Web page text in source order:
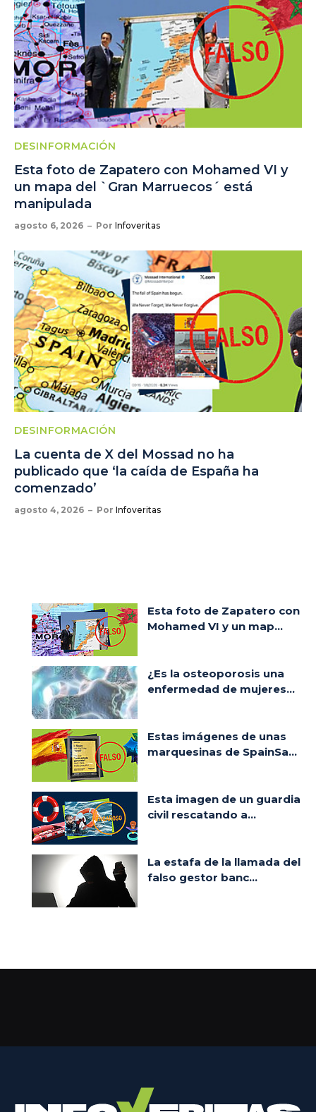
DESINFORMACIÓN
Esta foto de Zapatero con Mohamed VI y
un mapa del `Gran Marruecos´ está
manipulada
agosto 6, 2026 Por Infoveritas
DESINFORMACIÓN
La cuenta de X del Mossad no ha
publicado que ‘la caída de España ha
comenzado’
agosto 4, 2026 Por Infoveritas
Esta foto de Zapatero con
Mohamed VI y un map...
¿Es la osteoporosis una
enfermedad de mujeres...
Estas imágenes de unas
marquesinas de SpainSa...
Esta imagen de un guardia
civil rescatando a...
La estafa de la llamada del
falso gestor banc...